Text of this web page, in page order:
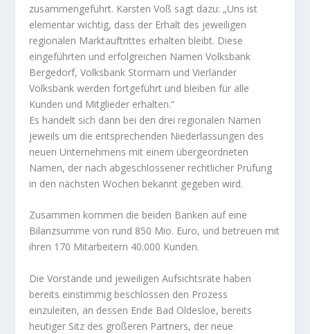
zusammengeführt. Karsten Voß sagt dazu: „Uns ist
elementar wichtig, dass der Erhalt des jeweiligen
regionalen Marktauftrittes erhalten bleibt. Diese
eingeführten und erfolgreichen Namen Volksbank
Bergedorf, Volksbank Stormarn und Vierländer
Volksbank werden fortgeführt und bleiben für alle
Kunden und Mitglieder erhalten.“
Es handelt sich dann bei den drei regionalen Namen
jeweils um die entsprechenden Niederlassungen des
neuen Unternehmens mit einem übergeordneten
Namen, der nach abgeschlossener rechtlicher Prüfung
in den nächsten Wochen bekannt gegeben wird.
Zusammen kommen die beiden Banken auf eine
Bilanzsumme von rund 850 Mio. Euro, und betreuen mit
ihren 170 Mitarbeitern 40.000 Kunden.
Die Vorstände und jeweiligen Aufsichtsräte haben
bereits einstimmig beschlossen den Prozess
einzuleiten, an dessen Ende Bad Oldesloe, bereits
heutiger Sitz des größeren Partners, der neue